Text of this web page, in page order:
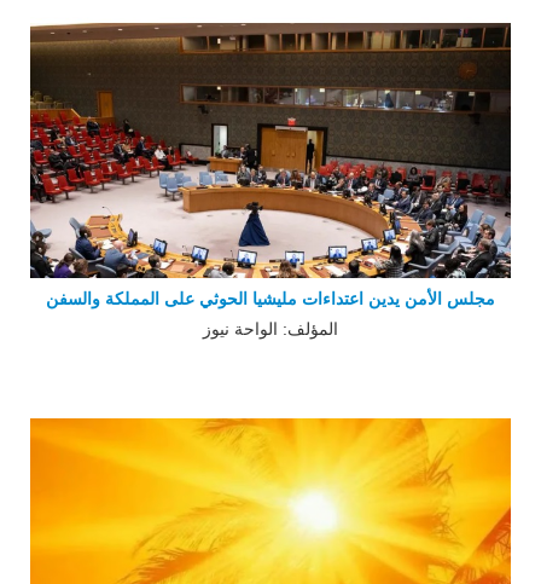
مجلس الأمن يدين اعتداءات مليشيا الحوثي على المملكة والسفن
المؤلف: الواحة نيوز